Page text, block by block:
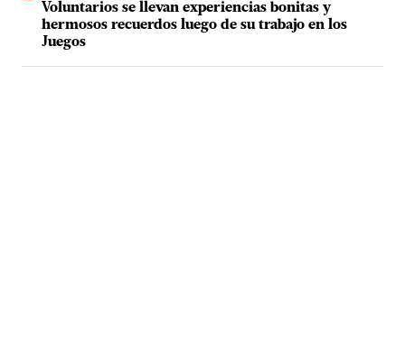
Voluntarios se llevan experiencias bonitas y
hermosos recuerdos luego de su trabajo en los
Juegos